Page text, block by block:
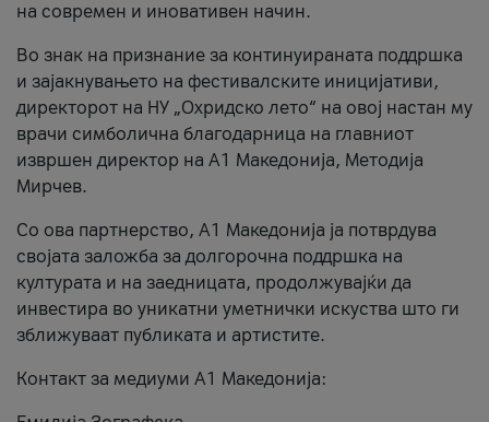
на современ и иновативен начин.
Во знак на признание за континуираната поддршка
и зајакнувањето на фестивалските иницијативи,
директорот на НУ „Охридско лето“ на овој настан му
врачи симболична благодарница на главниот
извршен директор на A1 Македонија, Методија
Мирчев.
Со ова партнерство, A1 Македонија ја потврдува
својата заложба за долгорочна поддршка на
културата и на заедницата, продолжувајќи да
инвестира во уникатни уметнички искуства што ги
зближуваат публиката и артистите.
Контакт за медиуми А1 Македонија: